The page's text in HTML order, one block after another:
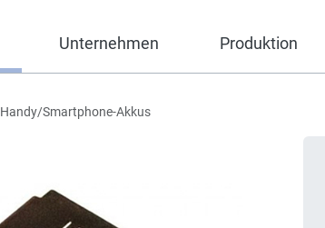
Unternehmen Produktion
Handy/Smartphone-Akkus